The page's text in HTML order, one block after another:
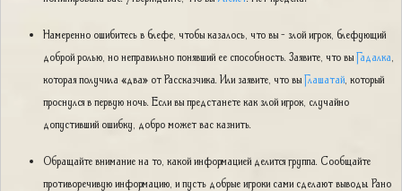
Намеренно ошибитесь в блефе, чтобы казалось, что вы - злой игрок, блефующий
доброй ролью, но неправильно понявший ее способность. Заявите, что выГадалка
которая получила «два» от Рассказчика. Или заявите, что выГлашатай , который
проснулся в первую ночь. Если вы предстанете как злой игрок, случайно
допустивший ошибку, добро может вас казнить.
Обращайте внимание на то, какой информацией делится группа. Сообщайте
противоречивую информацию, и пусть добрые игроки сами сделают выводы. Рано